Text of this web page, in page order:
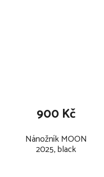
Nánožník MOON
2025, black
900 Kč